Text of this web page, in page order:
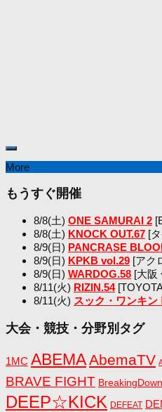
More
もうすぐ開催
8/8(土) ONE SAMURAI 2
8/8(土) KNOCK OUT.67 [
8/9(日) PANCRASE
8/9(日) KPKB vol.29 [アク
8/9(日) WARDOG.58 [大阪
8/11(火) RIZIN.54
8/11(火) スック・ワンキン
大会・競技・分野別タグ
1MC ABEMAAbemaTV
BRAVE FIGHT BreakingDown
DEEP☆KICK DEFEAT